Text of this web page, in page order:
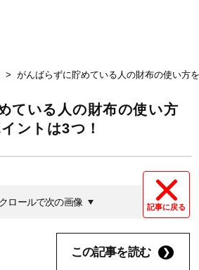
がんばらずに貯めている人の財布の使い方
ている人の財布の使い方
ントは3つ！
記事に戻る
ロールで次の画像
この記事を読む